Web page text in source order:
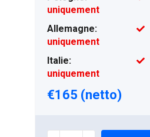
uniquement
Allemagne:
uniquement
Italie:
uniquement
€165 (netto)